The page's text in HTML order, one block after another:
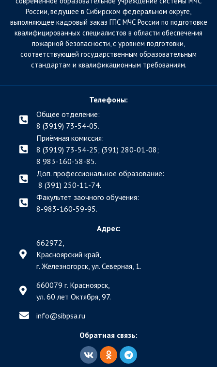
России, ведущее в Сибирском федеральном округе,
выполняющее кадровый заказ ГПС МЧС России по подготовке
квалифицированных специалистов в области обеспечения
пожарной безопасности, с уровнем подготовки,
соответствующей государственным образовательным
стандартам и квалификационным требованиям.
Телефоны:
Общее отделение:
8 (3919) 73-54-05.
Приёмная комиссия:
8 (3919) 73-54-25; (391) 280-01-08;
8 983-160-58-85.
Доп. профессиональное образование:
8 (391) 250-11-74.
Факультет заочного обучения:
8-983-160-59-95.
Адрес:
662972,
Красноярский край,
г. Железногорск, ул. Северная, 1.
660079 г. Красноярск,
ул. 60 лет Октября, 97.
info@sibpsa.ru
Обратная связь: